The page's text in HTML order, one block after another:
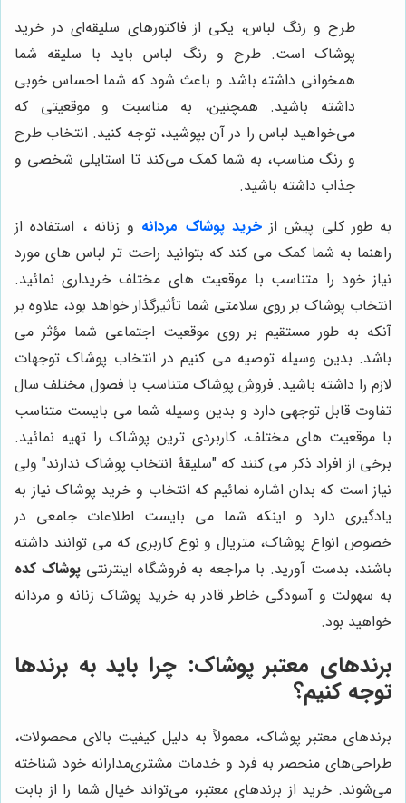
طرح و رنگ لباس، یکی از فاکتورهای سلیقه‌ای در خرید
پوشاک است. طرح و رنگ لباس باید با سلیقه شما
همخوانی داشته باشد و باعث شود که شما احساس خوبی
داشته باشید. همچنین، به مناسبت و موقعیتی که
می‌خواهید لباس را در آن بپوشید، توجه کنید. انتخاب طرح
و رنگ مناسب، به شما کمک می‌کند تا استایلی شخصی و
جذاب داشته باشید.
به طور کلی پیش ازخرید پوشاک مردانه و زنانه ، استفاده از
راهنما به شما کمک می کند که بتوانید راحت تر لباس های مورد
نیاز خود را متناسب با موقعیت های مختلف خریداری نمائید.
انتخاب پوشاک بر روی سلامتی شما تأثیرگذار خواهد بود، علاوه بر
آنکه به طور مستقیم بر روی موقعیت اجتماعی شما مؤثر می
باشد. بدین وسیله توصیه می کنیم در انتخاب پوشاک توجهات
لازم را داشته باشید. فروش پوشاک متناسب با فصول مختلف سال
تفاوت قابل توجهی دارد و بدین وسیله شما می بایست متناسب
با موقعیت های مختلف، کاربردی ترین پوشاک را تهیه نمائید.
برخی از افراد ذکر می کنند که "سلیقۀ انتخاب پوشاک ندارند" ولی
نیاز است که بدان اشاره نمائیم که انتخاب و خرید پوشاک نیاز به
یادگیری دارد و اینکه شما می بایست اطلاعات جامعی در
خصوص انواع پوشاک، متریال و نوع کاربری که می توانند داشته
باشند، بدست آورید. با مراجعه به فروشگاه اینترنتی پوشاک کده
به سهولت و آسودگی خاطر قادر به خرید پوشاک زنانه و مردانه
خواهید بود.
برندهای معتبر پوشاک: چرا باید به برندها
توجه کنیم؟
برندهای معتبر پوشاک، معمولاً به دلیل کیفیت بالای محصولات،
طراحی‌های منحصر به فرد و خدمات مشتری‌مدارانه خود شناخته
می‌شوند. خرید از برندهای معتبر، می‌تواند خیال شما را از بابت